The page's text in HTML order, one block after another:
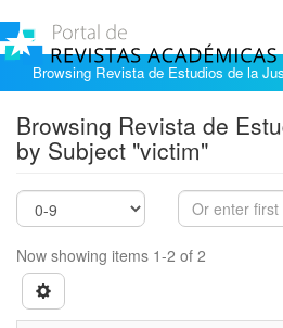
Browsing Revista de Estudios de la
Browsing Revista de
by Subject "victim"
Now showing items 1-2 of 2